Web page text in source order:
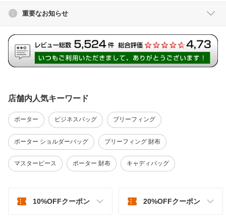
重要なお知らせ
店舗内人気キーワード
ポーター ビジネスバッグ ブリーフィング
ポーター ショルダーバッグ ブリーフィング 財布
マスターピース ポーター 財布 キャディバッグ
10%OFFクーポン 20%OFFクーポン